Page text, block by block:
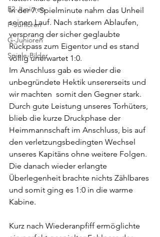
E2-Junioren
F-Junioren
G-Junioren
Spiele-Bilder
In der 7. Spielminute nahm das Unheil
seinen Lauf. Nach starkem Ablaufen,
versprang der sicher geglaubte
Rückpass zum Eigentor und es stand
völlig unerwartet 1:0.
Im Anschluss gab es wieder die
unbegründete Hektik unsererseits und
wir machten  somit den Gegner stark.
Durch gute Leistung unseres Torhüters,
blieb die kurze Druckphase der
Heimmannschaft im Anschluss, bis auf
den verletzungsbedingten Wechsel
unseres Kapitäns ohne weitere Folgen.
Die danach wieder erlangte
Überlegenheit brachte nichts Zählbares
und somit ging es 1:0 in die warme
Kabine.
Kurz nach Wiederanpfiff ermöglichte